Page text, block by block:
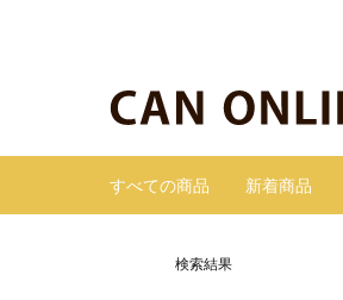
すべての商品 新着商品
検索結果